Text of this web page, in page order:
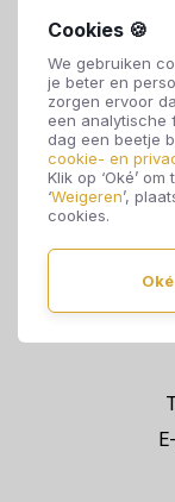
Cookies 🍪
We gebruiken
je beter en
zorgen ervoor
een analytische
dag een beetje
cookie- en
Klik op ‘Oké’
‘Weigeren’,
cookies.
Oké